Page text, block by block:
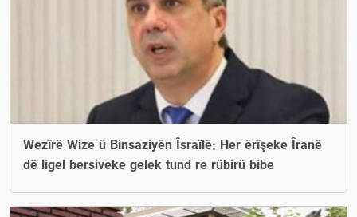
Wezîrê Wize û Binsaziyên Îsraîlê: Her êrîşeke Îranê
dê ligel bersiveke gelek tund re rûbirû bibe